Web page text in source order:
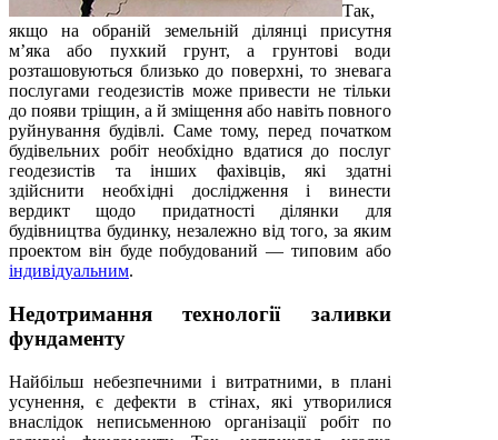
Так,
якщо на обраній земельній ділянці присутня
м’яка або пухкий грунт, а грунтові води
розташовуються близько до поверхні, то зневага
послугами геодезистів може привести не тільки
до появи тріщин, а й зміщення або навіть повного
руйнування будівлі. Саме тому, перед початком
будівельних робіт необхідно вдатися до послуг
геодезистів та інших фахівців, які здатні
здійснити необхідні дослідження і винести
вердикт щодо придатності ділянки для
будівництва будинку, незалежно від того, за яким
проектом він буде побудований — типовим або
індивідуальним.
Недотримання технології заливки
фундаменту
Найбільш небезпечними і витратними, в плані
усунення, є дефекти в стінах, які утворилися
внаслідок неписьменною організації робіт по